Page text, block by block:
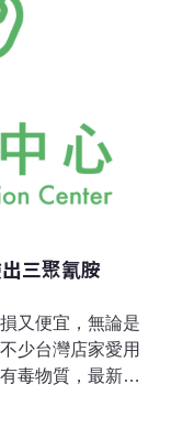
三聚氰胺
又便宜，無論是
少台灣店家愛用
毒物質，最新的
年中國毒奶事